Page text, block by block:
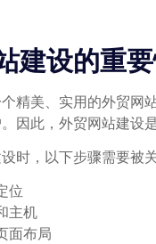
建设的重
精美、实用的外贸网
因此，外贸网站建设
时，以下步骤需要被
位
主机
面布局